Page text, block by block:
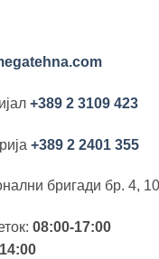
+389 2 3109 423
+389 2 2401 355
бригади бр. 4,
08:00-17:00